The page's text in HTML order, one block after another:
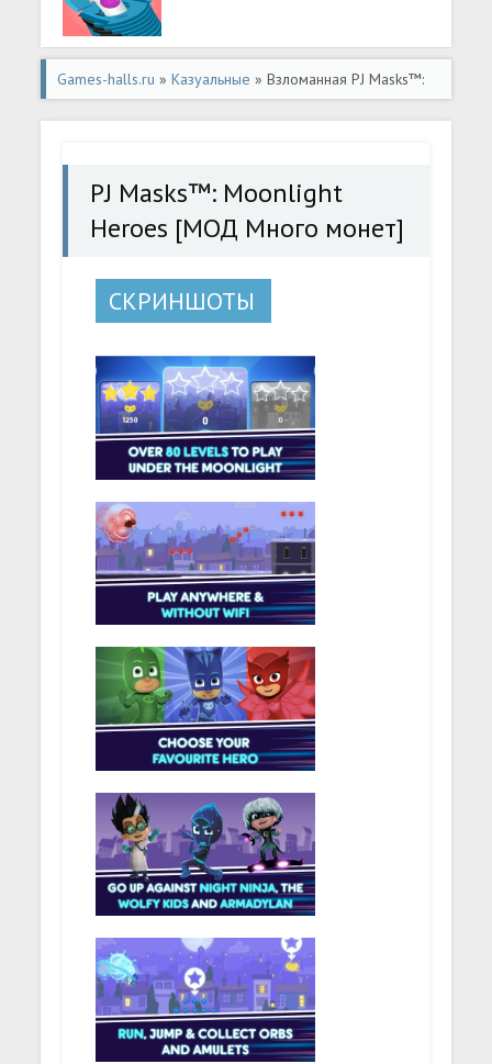
Games-halls.ru »Казуальные » Взломанная PJ Masks™:
Moonlight Heroes [МОД Много монет] - полная версия
PJ Masks™: Moonlight
Heroes [МОД Много монет]
СКРИНШОТЫ